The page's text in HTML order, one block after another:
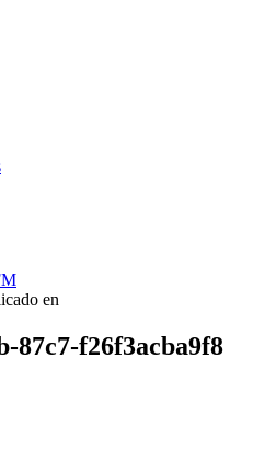
en
87c7-f26f3acba9f8